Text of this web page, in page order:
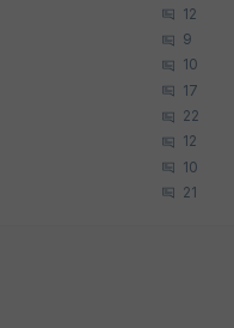
12
9
10
17
22
12
10
21